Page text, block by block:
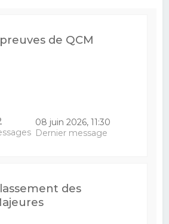
de QCM
08 juin 2026, 11:30
Dernier message
des